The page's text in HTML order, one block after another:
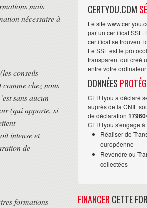
mais
nécessaire à
conseils
chez nous
sans aucun
(qui apporte, si
intense et
de
formations
CERTYOU.COM
Le site
par un certificat SSL.
certificat se trouvent
Le SSL est le
transparent qui créé
entre votre
DONNÉES
CERTyou a déclaré
auprès de la CNIL
de déclaration
CERTyou s'engage
Réaliser de
européenne
Revendre ou
collectées
FINANCER CETTE